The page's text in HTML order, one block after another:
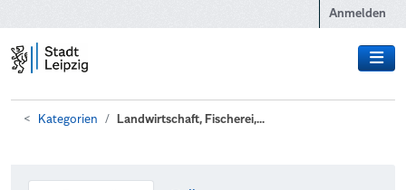
Anmelden
Kategorien Landwirtschaft, Fischerei,...